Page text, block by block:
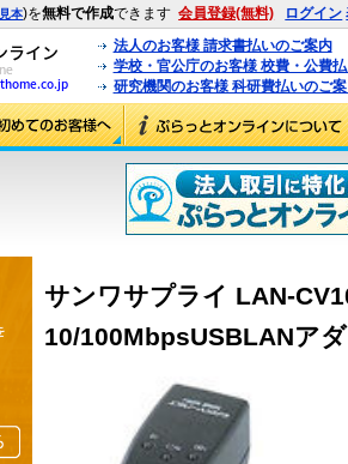
見本)を無料で作成できます 会員登録(無料) ログイン
法人のお客様 請求書払いのご案内
学校・官公庁のお客様 校費・公費
研究機関のお客様 科研費払いのご
サンワサプライ LAN-
10/100MbpsUSBLANア